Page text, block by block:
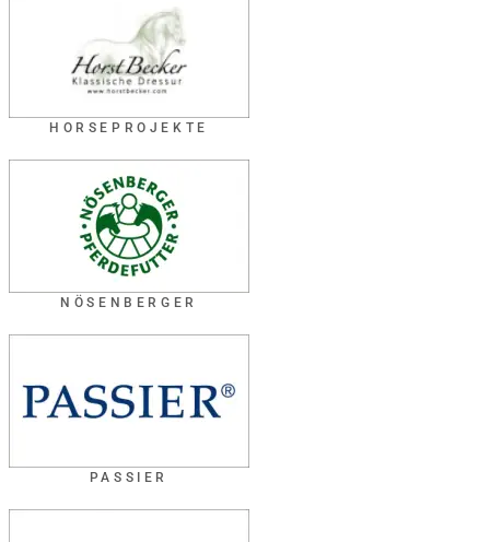
HORSEPROJEKTE
NÖSENBERGER
PASSIER